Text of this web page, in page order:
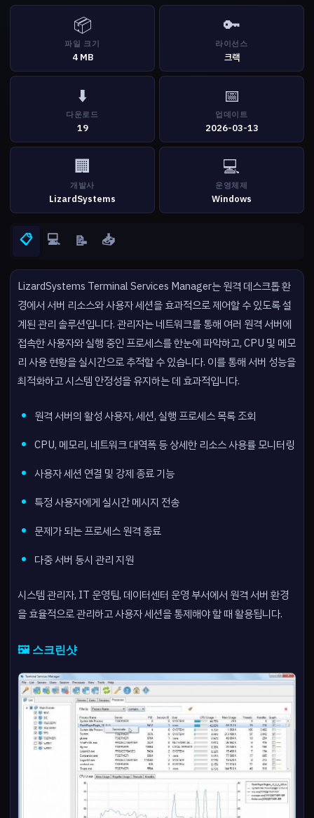
📦
파일 크기
4 MB
🔑
라이선스
크랙
⬇️
다운로드
19
📅
업데이트
2026-03-13
🏢
개발사
LizardSystems
💻
운영체제
Windows
📋 💻 📝 📥
LizardSystems Terminal Services Manager는 원격 데스크톱 환
경에서 서버 리소스와 사용자 세션을 효과적으로 제어할 수 있도록 설
계된 관리 솔루션입니다. 관리자는 네트워크를 통해 여러 원격 서버에
접속한 사용자와 실행 중인 프로세스를 한눈에 파악하고, CPU 및 메모
리 사용 현황을 실시간으로 추적할 수 있습니다. 이를 통해 서버 성능을
최적화하고 시스템 안정성을 유지하는 데 효과적입니다.
원격 서버의 활성 사용자, 세션, 실행 프로세스 목록 조회
CPU, 메모리, 네트워크 대역폭 등 상세한 리소스 사용률 모니터링
사용자 세션 연결 및 강제 종료 기능
특정 사용자에게 실시간 메시지 전송
문제가 되는 프로세스 원격 종료
다중 서버 동시 관리 지원
시스템 관리자, IT 운영팀, 데이터센터 운영 부서에서 원격 서버 환경
을 효율적으로 관리하고 사용자 세션을 통제해야 할 때 활용됩니다.
🖼️ 스크린샷